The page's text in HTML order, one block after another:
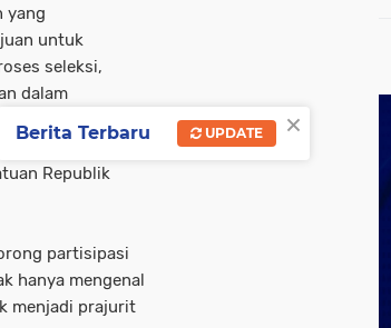
yang
untuk
seleksi,
dalam
ini dapat
turut serta
Republik
partisipasi
hanya mengenal
menjadi prajurit
×
Berita Terbaru UPDATE